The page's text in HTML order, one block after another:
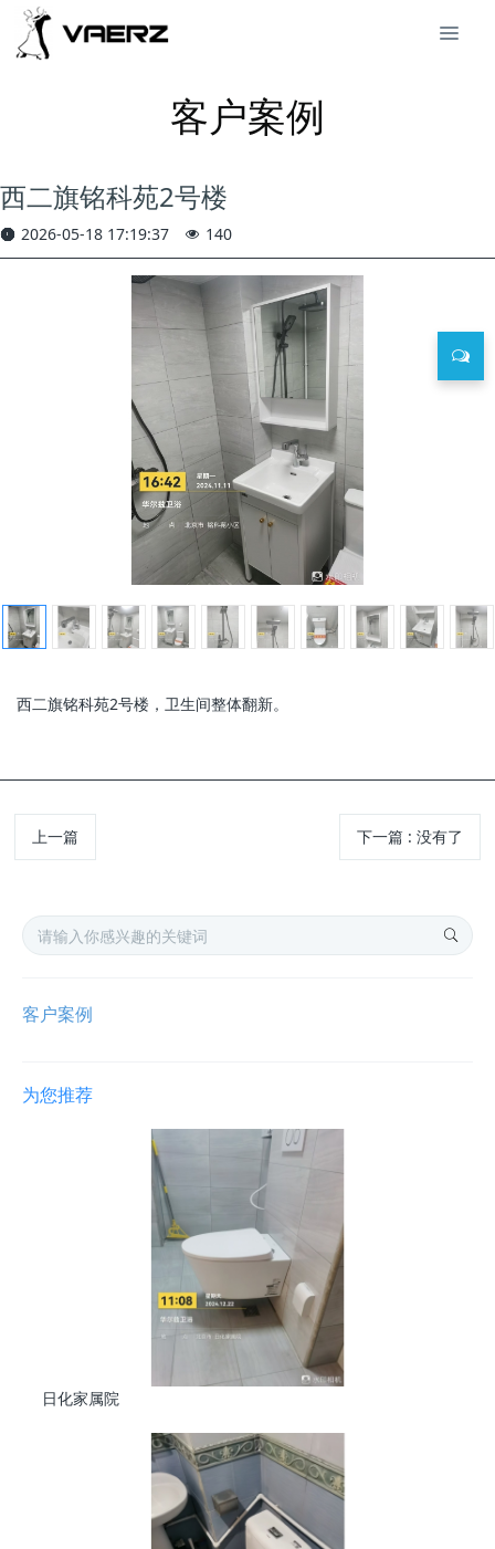
客户案例
西二旗铭科苑2号楼
2026-05-18 17:19:37 140
西二旗铭科苑2号楼，卫生间整体翻新。
上一篇 下一篇: 没有了
客户案例
为您推荐
日化家属院